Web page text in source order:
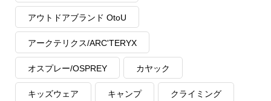
アウトドアブランド OtoU
アークテリクス/ARC'TERYX
オスプレー/OSPREY カヤック
キッズウェア キャンプ クライミング